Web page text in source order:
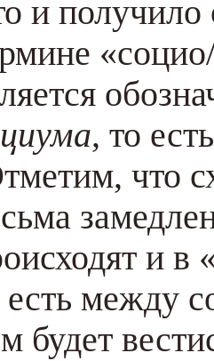
и получило
, то
что
и в
есть между
будет